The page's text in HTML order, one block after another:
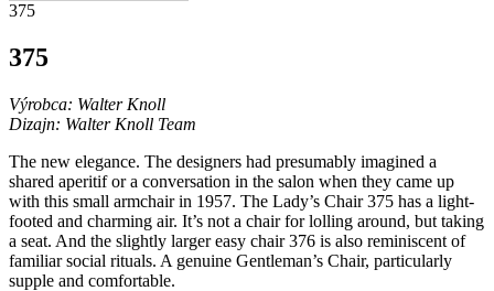
375
375
Výrobca: Walter Knoll
Dizajn: Walter Knoll Team
The new elegance. The designers had presumably imagined a
shared aperitif or a conversation in the salon when they came up
with this small armchair in 1957. The Lady’s Chair 375 has a light-
footed and charming air. It’s not a chair for lolling around, but taking
a seat. And the slightly larger easy chair 376 is also reminiscent of
familiar social rituals. A genuine Gentleman’s Chair, particularly
supple and comfortable.